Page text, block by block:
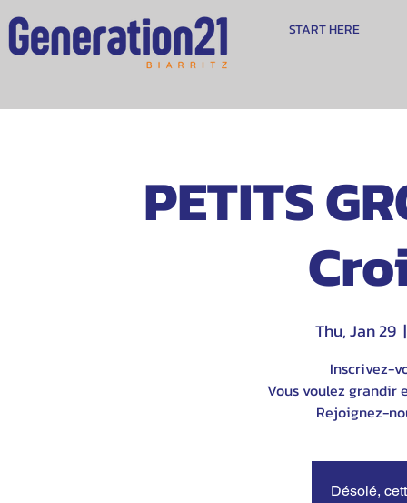
START HERE
PETITS
Thu, Jan 29
Inscrivez-
Vous voulez grandir
Désolé,